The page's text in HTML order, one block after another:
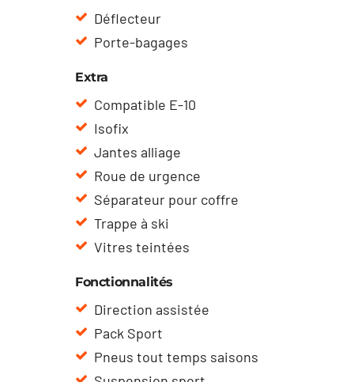
Déflecteur
Porte-bagages
Extra
Compatible E-10
Isofix
Jantes alliage
Roue de urgence
Séparateur pour coffre
Trappe à ski
Vitres teintées
Fonctionnalités
Direction assistée
Pack Sport
Pneus tout temps saisons